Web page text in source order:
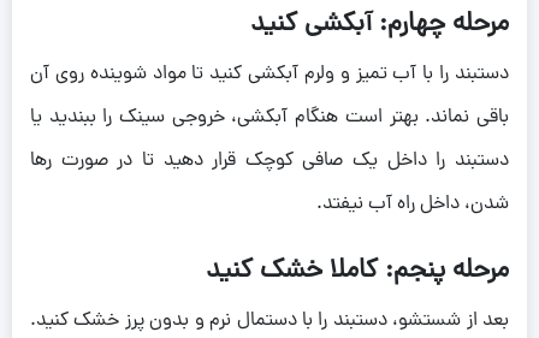
مرحله چهارم: آبکشی کنید
دستبند را با آب تمیز و ولرم آبکشی کنید تا مواد شوینده روی آن
باقی نماند. بهتر است هنگام آبکشی، خروجی سینک را ببندید یا
دستبند را داخل یک صافی کوچک قرار دهید تا در صورت رها
شدن، داخل راه آب نیفتد.
مرحله پنجم: کاملا خشک کنید
بعد از شستشو، دستبند را با دستمال نرم و بدون پرز خشک کنید.